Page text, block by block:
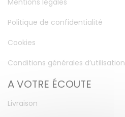
Mentions légales
Politique de confidentialité
Cookies
Conditions générales d’utilisation
A VOTRE ÉCOUTE
Livraison